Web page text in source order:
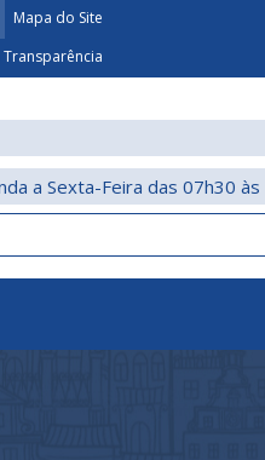
Mapa do Site
a Sexta-Feira das 07h30